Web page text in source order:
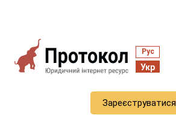
Рус
Укр
Зареєструватися